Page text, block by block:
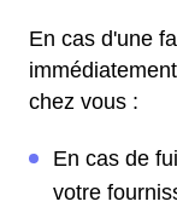
En cas d'une
chez vous :
En cas de
votre